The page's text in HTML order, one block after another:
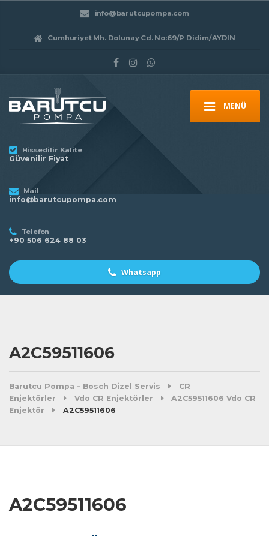
info@barutcupompa.com
Cumhuriyet Mh. Dolunay Cd. No:69/P Didim/AYDIN
MENÜ
Hissedilir Kalite
Güvenilir Fiyat
Mail
info@barutcupompa.com
Telefon
+90 506 624 88 03
Whatsapp
A2C59511606
Barutcu Pompa - Bosch Dizel Servis
CR
Enjektörler
Vdo CR Enjektörler
A2C59511606 Vdo CR
Enjektör
A2C59511606
A2C59511606